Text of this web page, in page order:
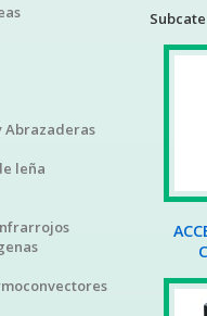
Abrazaderas
leña